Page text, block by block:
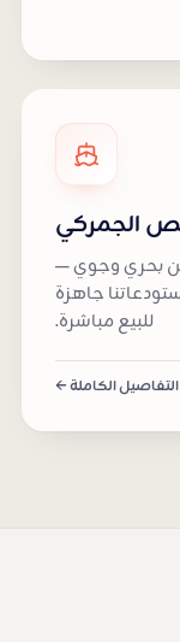
الجمركي
بحري وجوي —
جاهزة
للبيع مباشرة.
التفاصيل الكاملة ←